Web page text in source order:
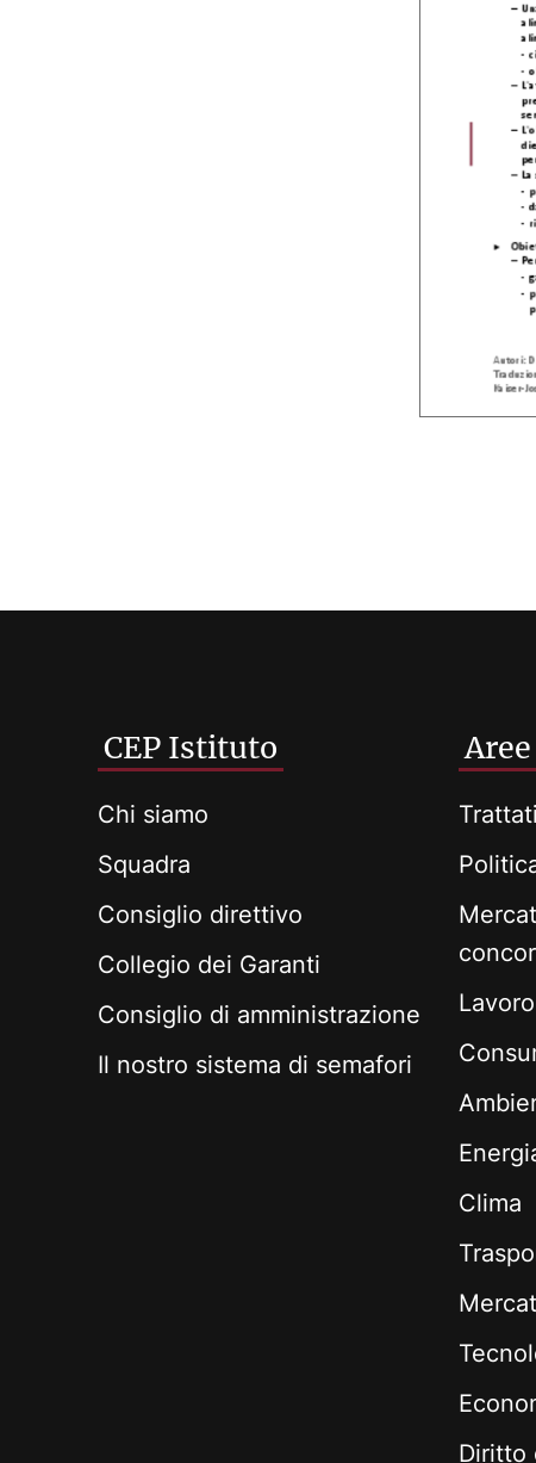
CEP Istituto
Chi siamo
Squadra
Consiglio direttivo
Collegio dei Garanti
Consiglio di amministrazione
Il nostro sistema di semafori
Clima
Diritto